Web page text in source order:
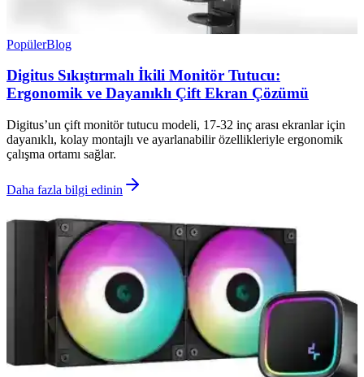
PopülerBlog
Digitus Sıkıştırmalı İkili Monitör Tutucu:
Ergonomik ve Dayanıklı Çift Ekran Çözümü
Digitus’un çift monitör tutucu modeli, 17-32 inç arası ekranlar için
dayanıklı, kolay montajlı ve ayarlanabilir özellikleriyle ergonomik
çalışma ortamı sağlar.
Daha fazla bilgi edinin